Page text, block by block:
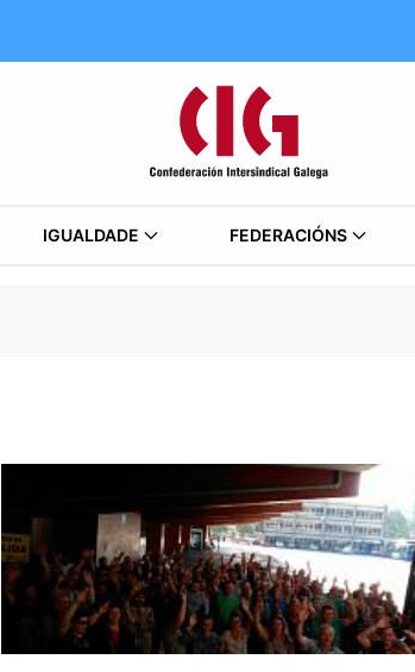
IGUALDADE FEDERACIÓNS